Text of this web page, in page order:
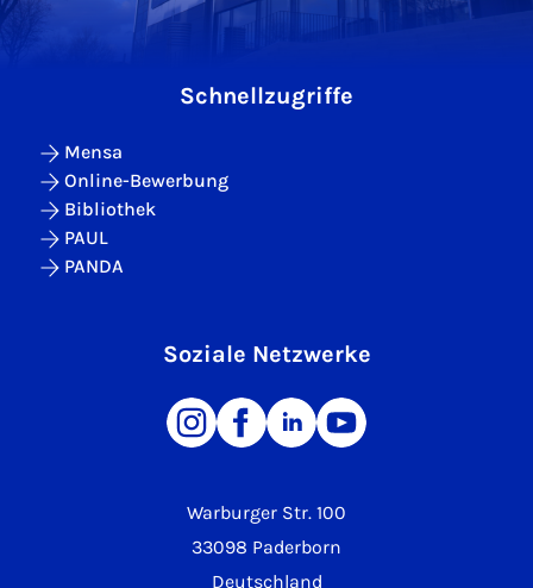
Warburger Str. 100
33098 Paderborn
Deutschland
Schnellzugriffe
Mensa
Online-Bewerbung
Bibliothek
PAUL
PANDA
Soziale Netzwerke